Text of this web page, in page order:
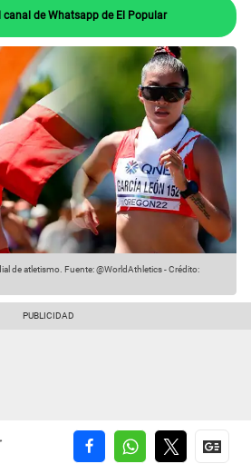
canal de Whatsapp de El Popular
de atletismo. Fuente: @WorldAthletics-Crédito: